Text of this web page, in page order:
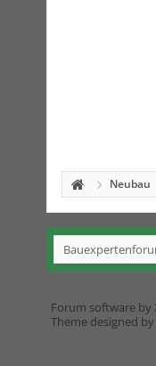
Neubau
Forum software by
Theme designed by